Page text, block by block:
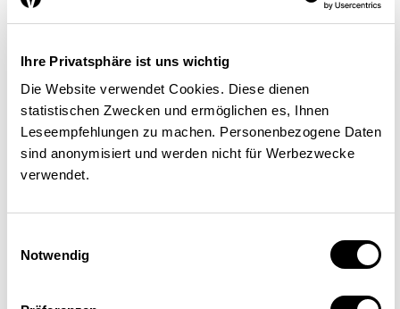
Ihre Privatsphäre ist uns wichtig
Die Website verwendet Cookies. Diese dienen
statistischen Zwecken und ermöglichen es, Ihnen
Leseempfehlungen zu machen. Personenbezogene Daten
sind anonymisiert und werden nicht für Werbezwecke
verwendet.
Notwendig
pharmaciens et les médecins
dispensateurs délivrant des
médicaments à leurs patients,
un SPR signifie avant tout une
diminution des recettes. Avec
l’adaptation annuelle des prix
de référence, ils assumeraient